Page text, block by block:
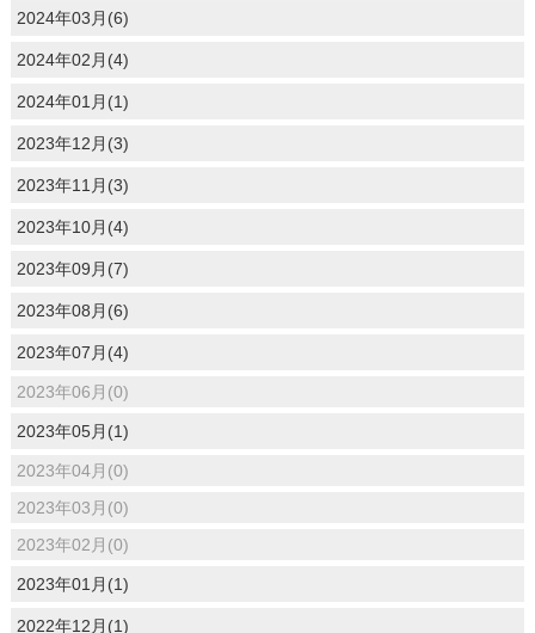
2024年03月(6)
2024年02月(4)
2024年01月(1)
2023年12月(3)
2023年11月(3)
2023年10月(4)
2023年09月(7)
2023年08月(6)
2023年07月(4)
2023年06月(0)
2023年05月(1)
2023年04月(0)
2023年03月(0)
2023年02月(0)
2023年01月(1)
2022年12月(1)